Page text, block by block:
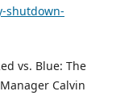
shutdown-
vs. Blue: The
Calvin